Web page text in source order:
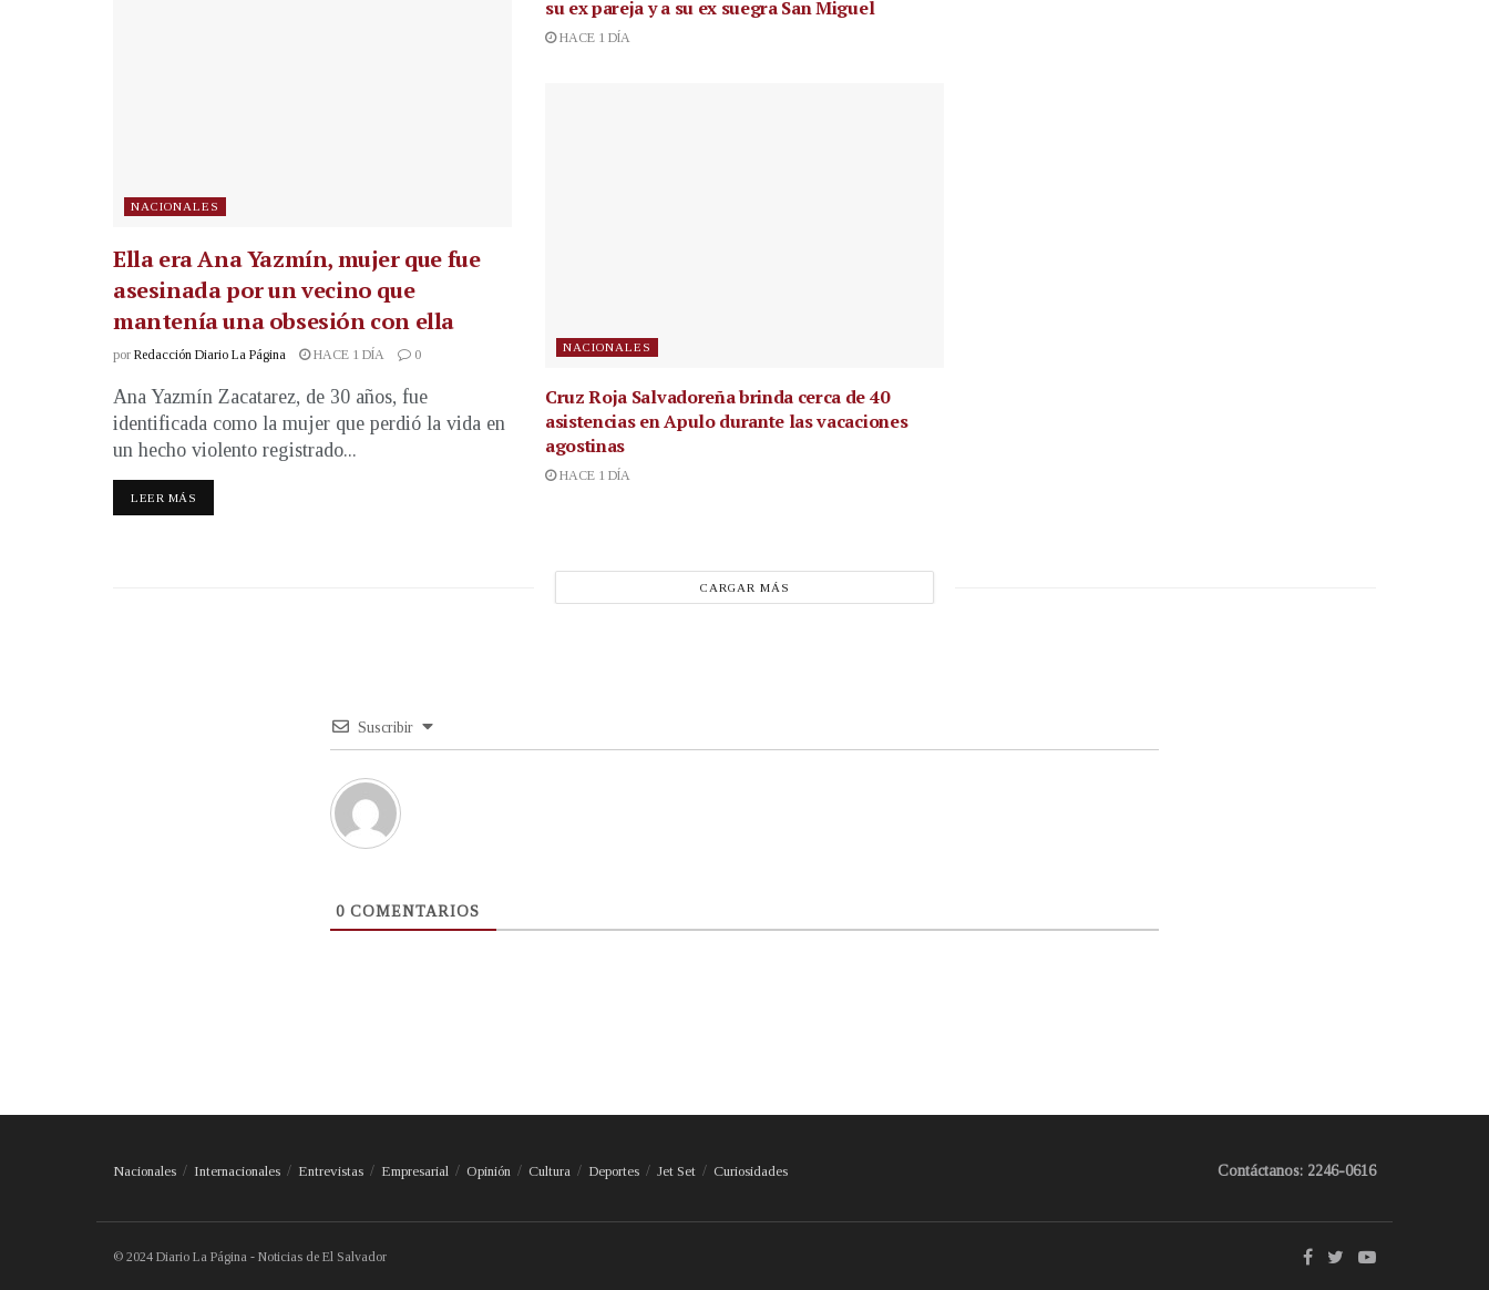
NACIONALES
Ella era Ana Yazmín, mujer que fue
asesinada por un vecino que
mantenía una obsesión con ella
por Redacción Diario La Página HACE 1 DÍA 0
Ana Yazmín Zacatarez, de 30 años, fue
identificada como la mujer que perdió la vida en
un hecho violento registrado...
LEER MÁS
su ex pareja y a su ex suegra San Miguel
HACE 1 DÍA
NACIONALES
Cruz Roja Salvadoreña brinda cerca de 40
asistencias en Apulo durante las vacaciones
agostinas
HACE 1 DÍA
CARGAR MÁS
Suscribir
0 COMENTARIOS
Nacionales Internacionales Entrevistas Empresarial Opinión Cultura Deportes Jet Set Curiosidades Contáctanos: 2246-0616
© 2024 Diario La Página - Noticias de El Salvador